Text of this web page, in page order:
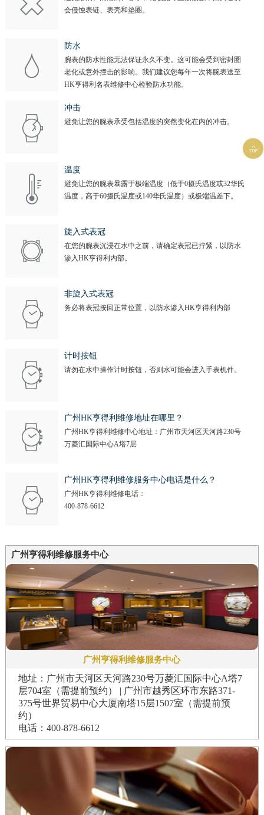
会侵蚀表链、表壳和垫圈。
防水
腕表的防水性能无法保证永久不变。这可能会受到密封圈
老化或意外撞击的影响。我们建议您每年一次将腕表送至
HK亨得利名表维修中心检验防水功能。
冲击
避免让您的腕表承受包括温度的突然变化在内的冲击。
温度
避免让您的腕表暴露于极端温度（低于0摄氏温度或32华氏
温度，高于60摄氏温度或140华氏温度）或极端温差下。
旋入式表冠
在您的腕表沉浸在水中之前，请确定表冠已拧紧，以防水
渗入HK亨得利内部。
非旋入式表冠
务必将表冠按回正常位置，以防水渗入HK亨得利内部
计时按钮
请勿在水中操作计时按钮，否则水可能会进入手表机件。
广州HK亨得利维修地址在哪里？
广州HK亨得利维修中心地址：广州市天河区天河路230号
万菱汇国际中心A塔7层
广州HK亨得利维修服务中心电话是什么？
广州HK亨得利维修电话：
400-878-6612
广州亨得利维修服务中心
广州亨得利维修服务中心
地址：广州市天河区天河路230号万菱汇国际中心A塔7
层704室（需提前预约） | 广州市越秀区环市东路371-
375号世界贸易中心大厦南塔15层1507室（需提前预
约）
电话：400-878-6612
